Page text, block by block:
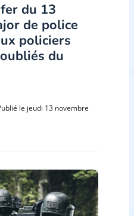
du 13
de police
policiers
du
le jeudi 13 novembre